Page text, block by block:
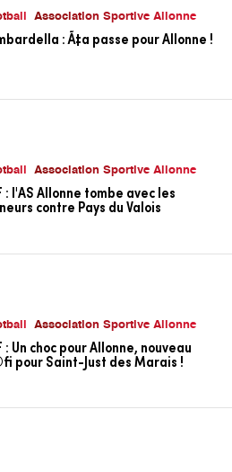
Association Sportive Allonne
: Ã‡a passe pour Allonne !
Association Sportive Allonne
: l'AS Allonne tombe avec les
contre Pays du Valois
Association Sportive Allonne
: Un choc pour Allonne, nouveau
pour Saint-Just des Marais !